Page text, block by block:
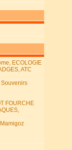
ECOLOGIE
ATC
Souvenirs
FOURCHE